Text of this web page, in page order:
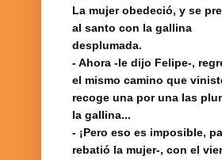
La mujer obedeció, y se
al santo con la gallina
desplumada.
- Ahora -le dijo Felipe-,
el mismo camino que
recoge una por una las
la gallina...
- ¡Pero eso es imposible,
rebatió la mujer-, con el